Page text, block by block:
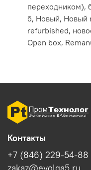
переходником),
б, Новый, Новый
refurbished,
Open box,
Контакты
+7 (846) 229-54-88